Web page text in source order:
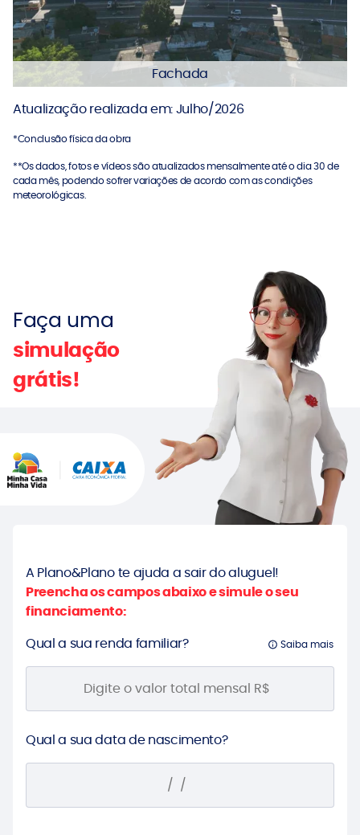
Fachada
Atualização realizada em: Julho/2026
*Conclusão física da obra
**Os dados, fotos e vídeos são atualizados mensalmente até o dia 30 de
cada mês, podendo sofrer variações de acordo com as condições
meteorológicas.
Faça uma
simulação
grátis!
A Plano&Plano te ajuda a sair do aluguel!
Preencha os campos abaixo e simule o seu
financiamento:
Qual a sua renda familiar?
Saiba mais
Qual a sua data de nascimento?